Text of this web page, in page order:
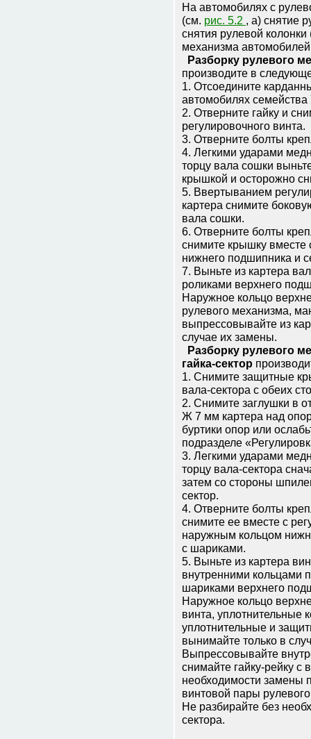
На автомобилях с
(см. рис. 5.2 , а) снятие
снятия рулевой
механизма
Разборку рулевого
производите в
1. Отсоедините
автомобилях
2. Отверните гайку и
регулировочного винта.
3. Отверните болты
4. Легкими ударами
торцу вала сошки
крышкой и осторожно
5. Ввертыванием
картера снимите
вала сошки.
6. Отверните болты
снимите крышку вместе
нижнего подшипника и
7. Выньте из картера
роликами верхнего
Наружное кольцо
рулевого механизма,
выпрессовывайте из
случае их замены.
Разборку рулевого
гайка-сектор
1. Снимите защитные
вала-сектора с обеих
2. Снимите заглушки в
Ж 7 мм картера над
буртики опор или
подразделе
3. Легкими ударами
торцу вала-сектора
затем со стороны
сектор.
4. Отверните болты
снимите ее вместе с
наружным кольцом
с шариками.
5. Выньте из картера
внутренними кольцами
шариками верхнего
Наружное кольцо
винта, уплотнительные
уплотнительные и
вынимайте только в
Выпрессовывайте
снимайте гайку-рейку с
необходимости замены
винтовой пары
Не разбирайте без
сектора.